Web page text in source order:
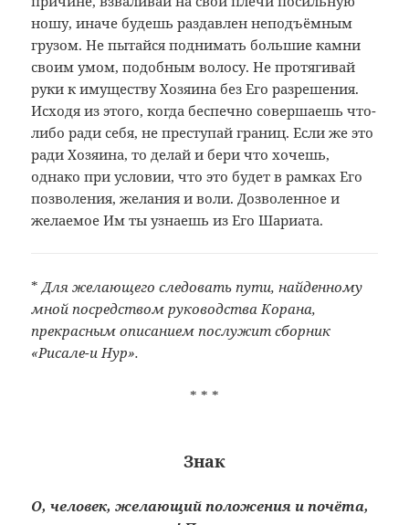
ношу, иначе будешь раздавлен неподъёмным
грузом. Не пытайся поднимать большие камни
своим умом, подобным волосу. Не протягивай
руки к имуществу Хозяина без Его разрешения.
Исходя из этого, когда беспечно совершаешь что-
либо ради себя, не преступай границ. Если же это
ради Хозяина, то делай и бери что хочешь,
однако при условии, что это будет в рамках Его
позволения, желания и воли. Дозволенное и
желаемое Им ты узнаешь из Его Шариата.
*Для желающего следовать пути, найденному
мной посредством руководства Корана,
прекрасным описанием послужит сборник
«Рисале-и Нур».
* * *
Знак
О, человек, желающий положения и почёта,